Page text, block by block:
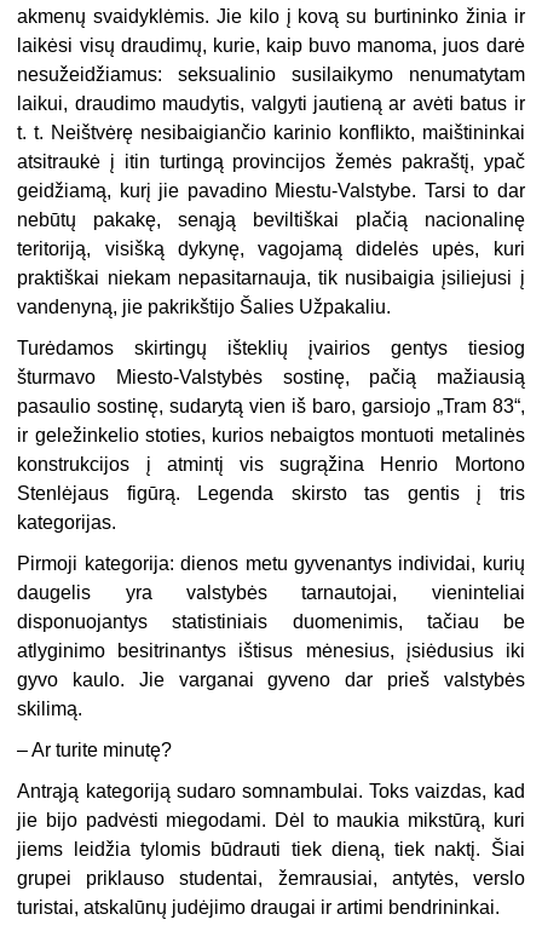
akmenų svaidyklėmis. Jie kilo į kovą su burtininko žinia ir
laikėsi visų draudimų, kurie, kaip buvo manoma, juos darė
nesužeidžiamus: seksualinio susilaikymo nenumatytam
laikui, draudimo maudytis, valgyti jautieną ar avėti batus ir
t. t. Neištvėrę nesibaigiančio karinio konflikto, maištininkai
atsitraukė į itin turtingą provincijos žemės pakraštį, ypač
geidžiamą, kurį jie pavadino Miestu-Valstybe. Tarsi to dar
nebūtų pakakę, senąją beviltiškai plačią nacionalinę
teritoriją, visišką dykynę, vagojamą didelės upės, kuri
praktiškai niekam nepasitarnauja, tik nusibaigia įsiliejusi į
vandenyną, jie pakrikštijo Šalies Užpakaliu.
Turėdamos skirtingų išteklių įvairios gentys tiesiog
šturmavo Miesto-Valstybės sostinę, pačią mažiausią
pasaulio sostinę, sudarytą vien iš baro, garsiojo „Tram 83“,
ir geležinkelio stoties, kurios nebaigtos montuoti metalinės
konstrukcijos į atmintį vis sugrąžina Henrio Mortono
Stenlėjaus figūrą. Legenda skirsto tas gentis į tris
kategorijas.
Pirmoji kategorija: dienos metu gyvenantys individai, kurių
daugelis yra valstybės tarnautojai, vieninteliai
disponuojantys statistiniais duomenimis, tačiau be
atlyginimo besitrinantys ištisus mėnesius, įsiėdusius iki
gyvo kaulo. Jie varganai gyveno dar prieš valstybės
skilimą.
– Ar turite minutę?
Antrąją kategoriją sudaro somnambulai. Toks vaizdas, kad
jie bijo padvėsti miegodami. Dėl to maukia mikstūrą, kuri
jiems leidžia tylomis būdrauti tiek dieną, tiek naktį. Šiai
grupei priklauso studentai, žemrausiai, antytės, verslo
turistai, atskalūnų judėjimo draugai ir artimi bendrininkai.